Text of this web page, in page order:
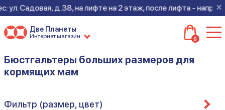
×
Садовая, д.38, на лифте на 2 этаж, после лифта -
Две Планеты
Интернет магазин 0
Бюстгальтеры больших размеров для
кормящих мам
Фильтр (размер, цвет)